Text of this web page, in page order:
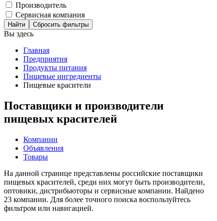
Производитель
Сервисная компания
Сбросить фильтры
Вы здесь
Главная
Предприятия
Продукты питания
Пищевые ингредиенты
Пищевые красители
Поставщики и производители
пищевых красителей
Компании
Объявления
Товары
На данной странице представлены российские поставщики
пищевых красителей, среди них могут быть производители,
оптовики, дистрибьюторы и сервисные компании. Найдено
23 компании. Для более точного поиска воспользуйтесь
фильтром или навигацией.